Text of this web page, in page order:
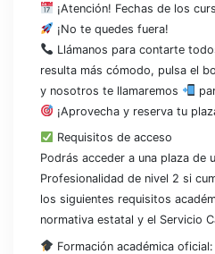
¡Atención! Fechas de los
¡No te quedes fuera!
Llámanos para contarte
resulta más cómodo, pulsa el
y nosotros te llamaremos
¡Aprovecha y reserva tu
Requisitos de acceso
Podrás acceder a una plaza de
Profesionalidad de nivel 2 si
los siguientes requisitos
normativa estatal y el Servicio
Formación académica oficial: